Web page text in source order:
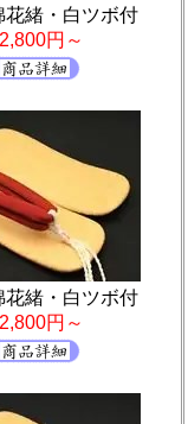
花緒・白ツボ付
円～
花緒・白ツボ付
円～